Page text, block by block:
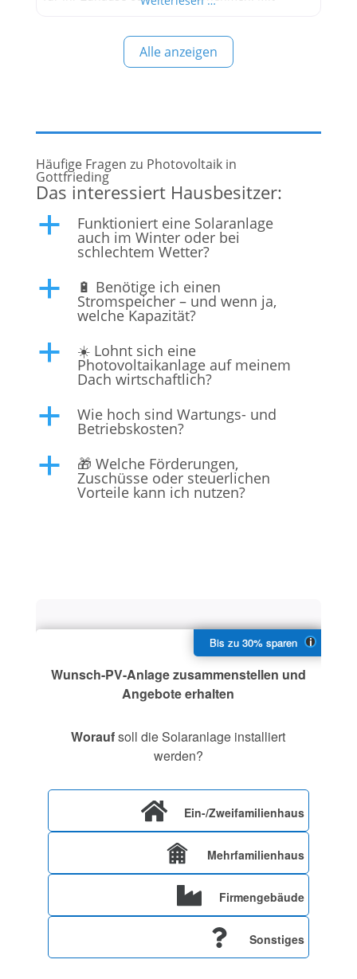
wir Ihr verlässlicher Partner auf dem Weg zur
Energiewende. Fordern Sie noch heute ein
unverbindliches Angebot für Ihre PV-Anlage an
Alle anzeigen
Häufige Fragen zu Photovoltaik in
Gottfrieding
Das interessiert Hausbesitzer:
a Funktioniert eine Solaranlage
auch im Winter oder bei
schlechtem Wetter?
a 🔋 Benötige ich einen
Stromspeicher – und wenn ja,
welche Kapazität?
a ☀️ Lohnt sich eine
Photovoltaikanlage auf meinem
Dach wirtschaftlich?
a Wie hoch sind Wartungs- und
Betriebskosten?
a 🎁 Welche Förderungen,
Zuschüsse oder steuerlichen
Vorteile kann ich nutzen?
Wunsch-PV-Anlage zusammenstellen und
Angebote erhalten
Woraufsoll die Solaranlage installiert
werden?
Ein-/Zweifamilienhaus
Mehrfamilienhaus
Firmengebäude
Sonstiges